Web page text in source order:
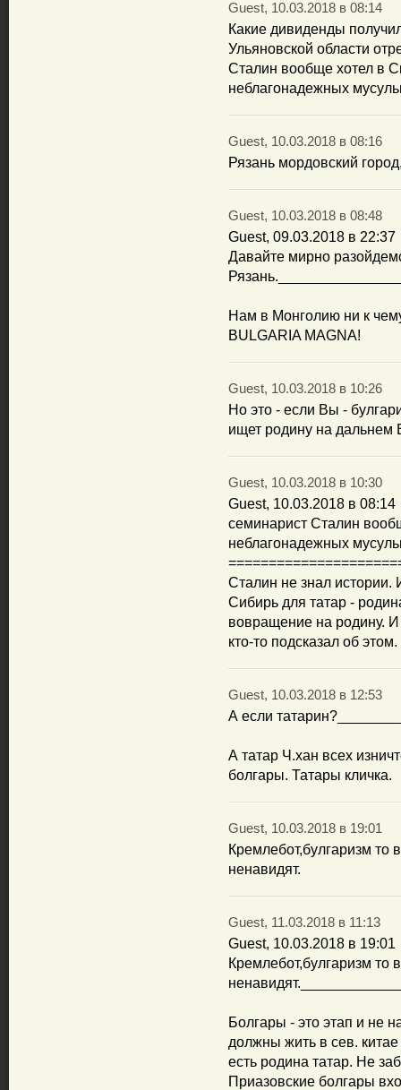
Guest, 10.03.2018 в 08:14
Какие дивиденды
Ульяновской области
Сталин вообще хотел в
неблагонадежных
Guest, 10.03.2018 в 08:16
Рязань мордовский
Guest, 10.03.2018 в 08:48
Guest, 09.03.2018 в 22:37
Давайте мирно
Нам в Монголию ни к
BULGARIA MAGNA!
Guest, 10.03.2018 в 10:26
Но это - если Вы -
ищет родину на дальнем
Guest, 10.03.2018 в 10:30
Guest, 10.03.2018 в 08:14
семинарист Сталин
неблагонадежных
Сталин не знал истории.
Сибирь для татар -
вовращение на родину.
кто-то подсказал об этом.
Guest, 10.03.2018 в 12:53
А если
А татар Ч.хан всех
болгары. Татары кличка.
Guest, 10.03.2018 в 19:01
Кремлебот,булгаризм то
ненавидят.
Guest, 11.03.2018 в 11:13
Guest, 10.03.2018 в 19:01
Кремлебот,булгаризм то
Болгары - это этап и не
должны жить в сев.
есть родина татар. Не
Приазовские болгары